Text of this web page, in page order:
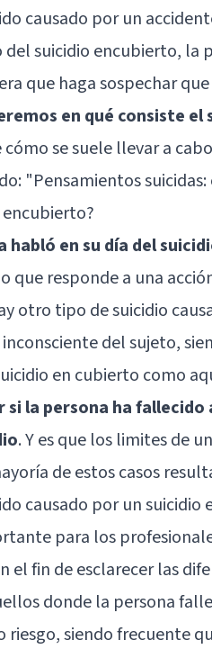
causado por un
del suicidio encubierto, la
que haga sospechar
en qué consiste
se suele llevar a
"Pensamientos
encubierto?
habló en su día del
que responde a una
otro tipo de suicidio
del sujeto,
en cubierto como
la persona ha fallecido
. Y es que los limites de
de estos casos
causado por un
para los
el fin de esclarecer las
donde la persona
siendo frecuente